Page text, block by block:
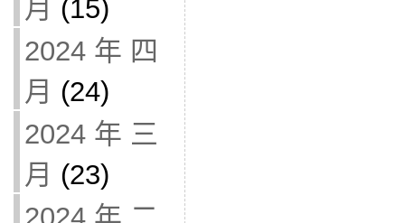
月 (15)
2024 年 四
月 (24)
2024 年 三
月 (23)